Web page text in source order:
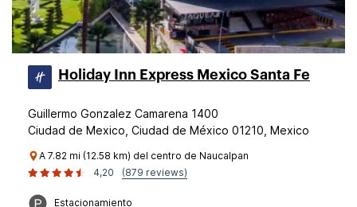
Holiday Inn Express Mexico Santa Fe
Guillermo Gonzalez Camarena 1400
Ciudad de Mexico, Ciudad de México 01210, Mexico
A 7.82 mi (12.58 km) del centro de Naucalpan
4,20
(879 reviews)
Estacionamiento